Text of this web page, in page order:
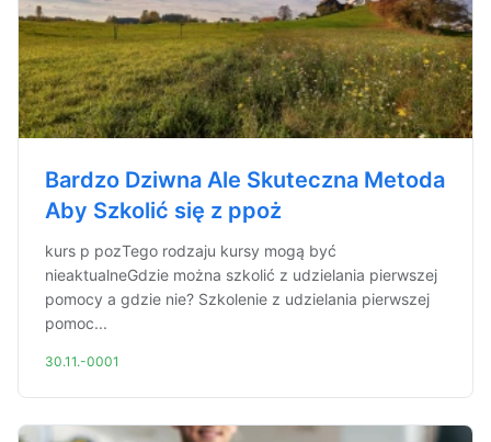
Bardzo Dziwna Ale Skuteczna Metoda
Aby Szkolić się z ppoż
kurs p pozTego rodzaju kursy mogą być
nieaktualneGdzie można szkolić z udzielania pierwszej
pomocy a gdzie nie? Szkolenie z udzielania pierwszej
pomoc...
30.11.-0001